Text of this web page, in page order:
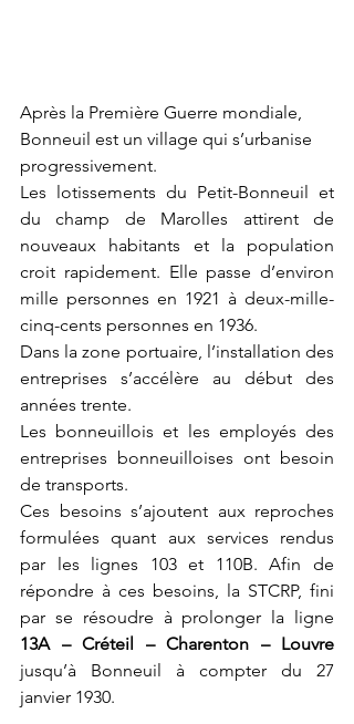
Après la Première Guerre mondiale,
Bonneuil est un village qui s’urbanise
progressivement.
Les lotissements du Petit-Bonneuil et
du champ de Marolles attirent de
nouveaux habitants et la population
croit rapidement. Elle passe d’environ
mille personnes en 1921 à deux-mille-
cinq-cents personnes en 1936.
Dans la zone portuaire, l’installation des
entreprises s’accélère au début des
années trente.
Les bonneuillois et les employés des
entreprises bonneuilloises ont besoin
de transports.
Ces besoins s’ajoutent aux reproches
formulées quant aux services rendus
par les lignes 103 et 110B. Afin de
répondre à ces besoins, la STCRP, fini
jusqu’à Bonneuil à compter du 27
janvier 1930.